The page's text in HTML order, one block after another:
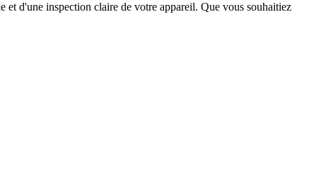
d'une inspection claire de votre appareil. Que vous souhaitiez